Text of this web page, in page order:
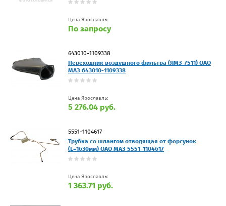
Цена Ярославль:
По запросу
643010-1109338
Переходник воздушного фильтра (ЯМЗ-7511) ОАО
МАЗ 643010-1109338
Цена Ярославль:
5 276.04 руб.
5551-1104617
Трубка со шлангом отводящая от форсунок
(L=1630мм) ОАО МАЗ 5551-1104617
Цена Ярославль:
1 363.71 руб.